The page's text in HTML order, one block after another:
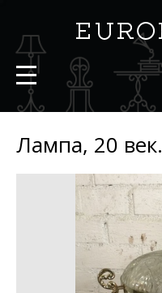
Лампа, 20 век.